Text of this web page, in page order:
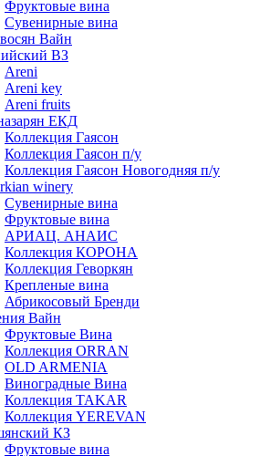
Фруктовые вина
Cувенирные вина
Вайн
ВЗ
Areni
Areni key
Areni fruits
ЕКД
Коллекция Гаясон
Коллекция Гаясон п/у
Коллекция Гаясон Новогодняя п/у
winery
Сувенирные вина
Фруктовые вина
АРИАЦ. АНАИС
Коллекция КОРОНА
Коллекция Геворкян
Крепленые вина
Абрикосовый Бренди
Вайн
Фруктовые Вина
Коллекция ORRAN
OLD ARMENIA
Виноградные Вина
Коллекция TAKAR
Коллекция YEREVAN
КЗ
Фруктовые вина